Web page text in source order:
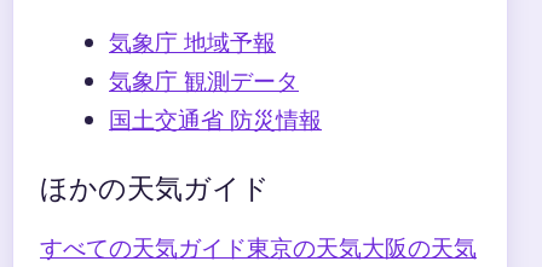
気象庁 地域予報
気象庁 観測データ
国土交通省 防災情報
ほかの天気ガイド
すべての天気ガイド東京の天気大阪の天気